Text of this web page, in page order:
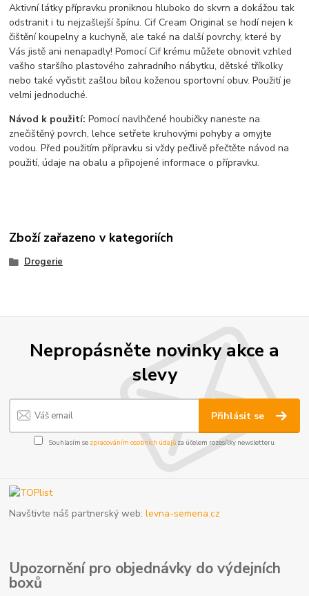
Aktivní látky přípravku proniknou hluboko do skvrn a dokážou tak
odstranit i tu nejzašlejší špínu. Cif Cream Original se hodí nejen k
čištění koupelny a kuchyně, ale také na další povrchy, které by
Vás jistě ani nenapadly! Pomocí Cif krému můžete obnovit vzhled
vašho staršího plastového zahradního nábytku, dětské tříkolky
nebo také vyčistit zašlou bílou koženou sportovní obuv. Použití je
velmi jednoduché.
Návod k použití:Pomocí navlhčené houbičky naneste na
znečištěný povrch, lehce setřete kruhovými pohyby a omyjte
vodou. Před použitím přípravku si vždy pečlivě přečtěte návod na
použití, údaje na obalu a připojené informace o přípravku.
Zboží zařazeno v kategoriích
Drogerie
Nepropásněte novinky akce a
slevy
Přihlásit se
Souhlasím se zpracováním osobních údajůza účelem rozesílky newsletteru.
Navštivte náš partnerský web:levna-semena.cz
Upozornění pro objednávky do výdejních
boxů